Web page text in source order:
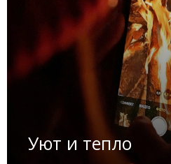
Уют и тепло